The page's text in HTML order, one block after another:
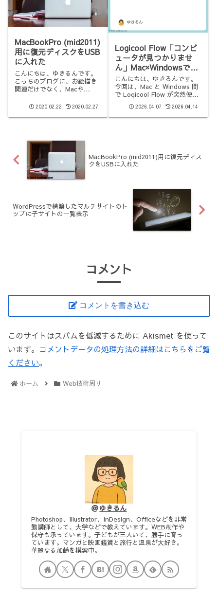
MacBookPro (mid2011)
用に復元ディスクをUSB
に入れた
こんにちは、ゆきるんです。
こっちのブログに、お絵描き
関連だけでなく、Macや
闘をメモ的に残していく予定
のビンテージMacを、何台か
ば…...
2020.02.22 2020.02.27
Logicool Flow「コンピ
ュータが見つかりませ
ん」Mac×Windowsで解
決した記録
こんにちは、ゆきるんです。
今回は、Mac と Windows 間
で Logicool Flow が突然使え
なくなったときに、実際に確
認した項目と解決までの流れ
を記録します。表示されるの
2026.04.07 2026.04.14
MacBookPro (mid2011)用に復元ディス
クをUSBに入れた
WordPressで構築したマルチサイトのト
ップに子サイトの一覧表示
コメント
コメントを書き込む
このサイトはスパムを低減するために Akismet を使って
います。 コメントデータの処理方法の詳細はこちらをご覧
ください。
ホーム Web技術周り
ゆきるん
Photoshop、Illustrator、InDesign、Officeなどを非常
勤講師として、大学などで教えています。WEB制作や
保守も承っています。子どもが三人いて、勝手に育っ
ています。マンガと映画鑑賞と旅行と温泉が大好き。
華麗なる加齢を模索中。